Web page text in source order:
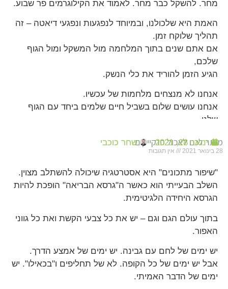
מחר. להשקל כבר מחר. לאמוד את הקילוגרמים פר שבוע.
האמת היא שלכולנו, ובמיוחד לנפגעות ונפגעי דיאטה – זה
תהליך שלוקח זמן.
אם אתם שנים בתוך המלחמה מול המשקל ומול הגוף
שלכם,
הגיע הזמן להוריד את כלי הנשק.
אנחנו לא מנצחים מלחמות של עכשיו.
אנחנו עושים שלום בשביל חיים שלמים ביחד עם הגוף
שלנו.
מותר לכם לאכול פנקייקים
28 בינואר 2021 אין תגובות
ינואר 28, 2021 שחר כוכבי
"שיפור מתכונים" היא אסטרטגיה שיכולה להשתלב מצוין.
השלב הבעייתי הוא כאשר ה"גרסא הבריאה" הופכת להיות
הגרסא היחידה הלגיטימית.
בתוך עולם הגם וגם – יש את כל צבעי הקשת ואת כל גווני
האפור.
יש ימים של לחם עם גבינה. יש ימים של אמצע הדרך.
אבל יש ימים של כל הקופה. לא של תחליפים ו"בכאילו". יש
ימים של הדבר האמיתי.